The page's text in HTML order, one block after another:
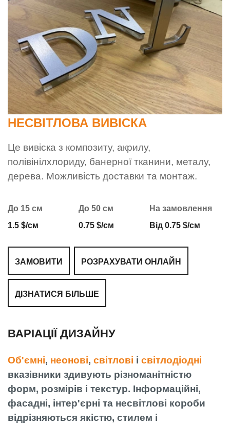
НЕСВІТЛОВА ВИВІСКА
Це вивіска з композиту, акрилу,
полівінілхлориду, банерної тканини, металу,
дерева. Можливість доставки та монтаж.
До 15 см
1.5 $/см
До 50 см
0.75 $/см
На замовлення
Від 0.75 $/см
ЗАМОВИТИ РОЗРАХУВАТИ ОНЛАЙН
ДІЗНАТИСЯ БІЛЬШЕ
ВАРІАЦІЇ ДИЗАЙНУ
Об'ємні, неонові, світлові і світлодіодні
вказівники здивують різноманітністю
форм, розмірів і текстур. Інформаційні,
фасадні, інтер'єрні та несвітлові короби
відрізняються якістю, стилем і